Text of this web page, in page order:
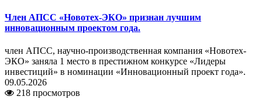
Член АПСС «Новотех-ЭКО» признан лучшим
инновационным проектом года.
член АПСС, научно-производственная компания «Новотех-
ЭКО» заняла 1 место в престижном конкурсе «Лидеры
инвестиций» в номинации «Инновационный проект года».
09.05.2026
218 просмотров